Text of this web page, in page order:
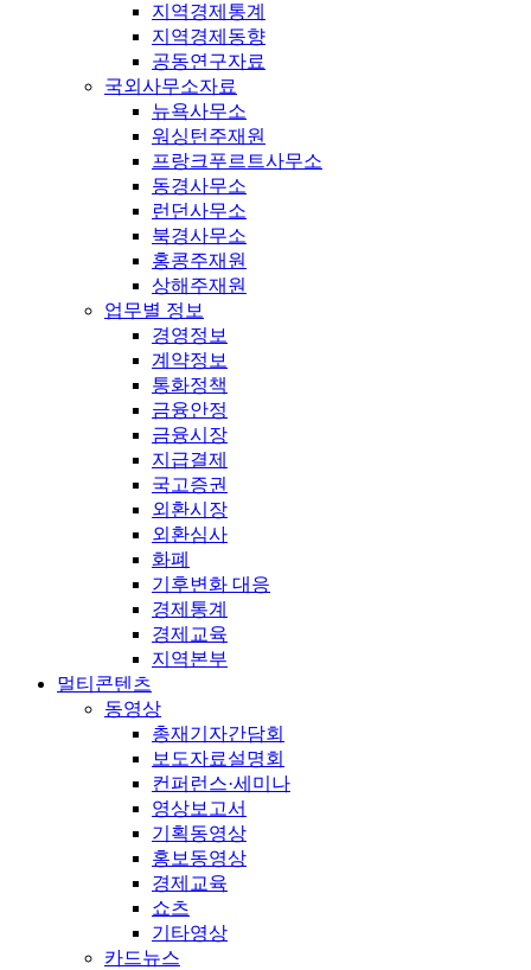
지역경제통계
지역경제동향
공동연구자료
국외사무소자료
뉴욕사무소
워싱턴주재원
프랑크푸르트사무소
동경사무소
런던사무소
북경사무소
홍콩주재원
상해주재원
업무별 정보
경영정보
계약정보
통화정책
금융안정
금융시장
지급결제
국고증권
외환시장
외환심사
화폐
기후변화 대응
경제통계
경제교육
지역본부
멀티콘텐츠
동영상
총재기자간담회
보도자료설명회
컨퍼런스·세미나
영상보고서
기획동영상
홍보동영상
경제교육
쇼츠
기타영상
카드뉴스